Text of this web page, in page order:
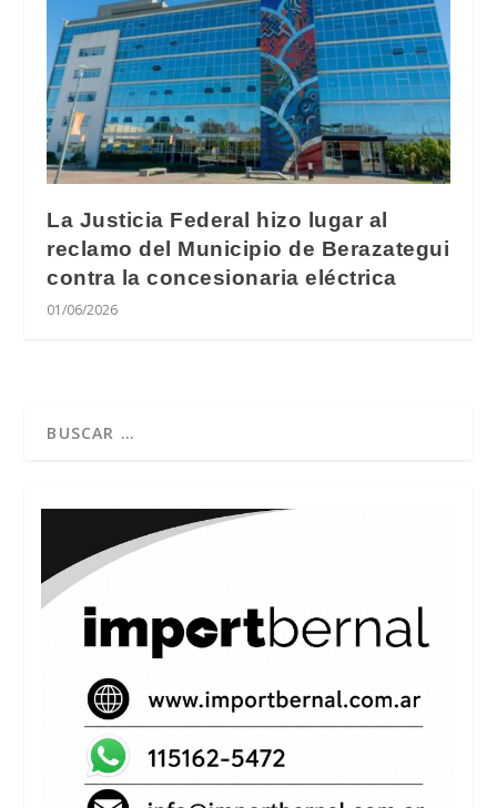
La Justicia Federal hizo lugar al
reclamo del Municipio de Berazategui
contra la concesionaria eléctrica
01/06/2026